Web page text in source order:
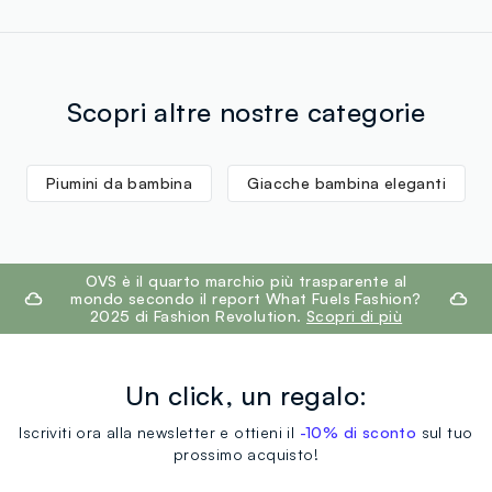
Scopri altre nostre categorie
Piumini da bambina Giacche bambina eleganti
footer.ariatitleOVS è il quarto marchio più trasparente al
mondo secondo il report What Fuels Fashion?
2025 di Fashion Revolution. Scopri di più
Un click, un regalo:
Iscriviti ora alla newsletter e ottieni il -10% di sconto sul tuo
prossimo acquisto!